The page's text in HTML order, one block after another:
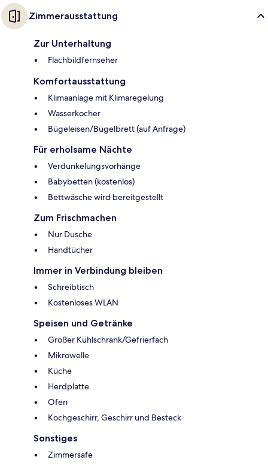
Zimmerausstattung
Zur Unterhaltung
Flachbildfernseher
Komfortausstattung
Klimaanlage mit Klimaregelung
Wasserkocher
Bügeleisen/Bügelbrett (auf Anfrage)
Für erholsame Nächte
Verdunkelungsvorhänge
Babybetten (kostenlos)
Bettwäsche wird bereitgestellt
Zum Frischmachen
Nur Dusche
Handtücher
Immer in Verbindung bleiben
Schreibtisch
Kostenloses WLAN
Speisen und Getränke
Großer Kühlschrank/Gefrierfach
Mikrowelle
Küche
Herdplatte
Ofen
Kochgeschirr, Geschirr und Besteck
Sonstiges
Zimmersafe